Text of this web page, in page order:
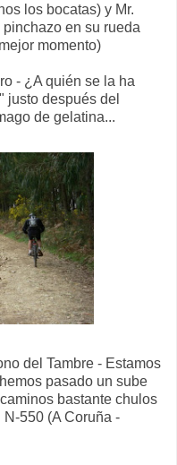
los bocatas) y Mr.
en su rueda
momento)
- ¿A quién se la ha
justo después del
de gelatina...
del Tambre - Estamos
pasado un sube
bastante chulos
550 (A Coruña -